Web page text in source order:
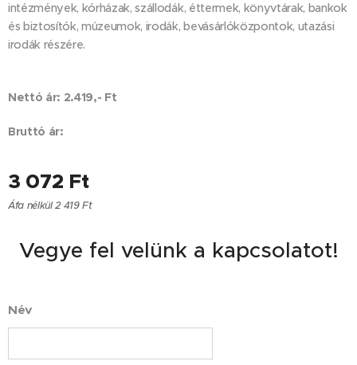
intézmények, kórházak, szállodák, éttermek, könyvtárak, bankok
és biztosítók, múzeumok, irodák, bevásárlóközpontok, utazási
irodák részére.
Nettó ár: 2.419,- Ft
Bruttó ár:
3 072 Ft
Áfa nélkül 2 419 Ft
Vegye fel velünk a kapcsolatot!
Név